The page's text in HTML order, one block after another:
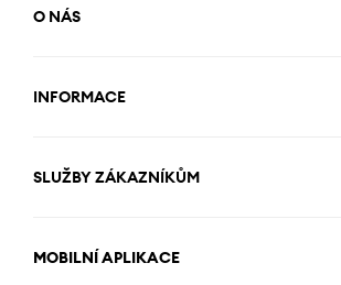
O NÁS
INFORMACE
SLUŽBY ZÁKAZNÍKŮM
MOBILNÍ APLIKACE